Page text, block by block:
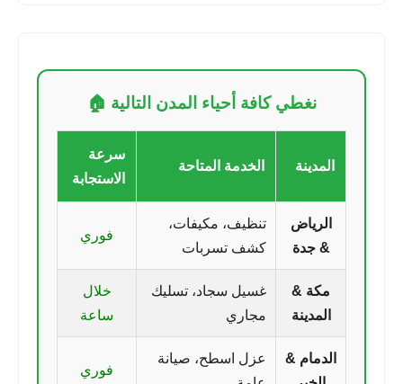
نغطي كافة أحياء المدن التالية 🏠
المدينة الخدمة المتاحة
سرعة
الاستجابة
الرياض
& جدة
تنظيف، مكيفات،
كشف تسربات
فوري
مكة &
المدينة
غسيل سجاد، تسليك
مجاري
خلال
ساعة
الدمام &
عزل اسطح، صيانة
فوري